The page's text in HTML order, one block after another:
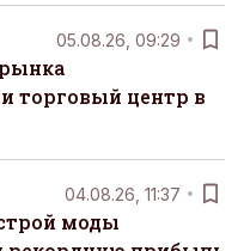
05.08.26, 09:29
торговый центр в
04.08.26, 11:37
моды